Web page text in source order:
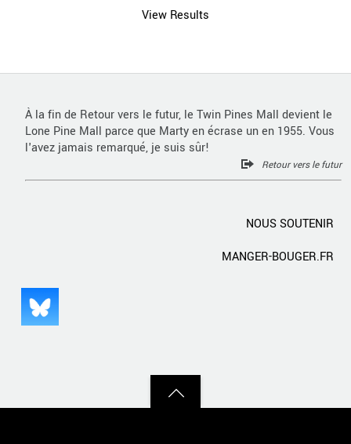
View Results
À la fin de Retour vers le futur, le Twin Pines Mall devient le
Lone Pine Mall parce que Marty en écrase un en 1955. Vous
l'avez jamais remarqué, je suis sûr!
Retour vers le futur
NOUS SOUTENIR
MANGER-BOUGER.FR
Back